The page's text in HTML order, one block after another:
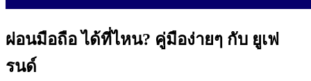
ผ่อนมือถือ ได้ที่ไหน? คู่มือง่ายๆ กับ ยูเฟ
รนด์